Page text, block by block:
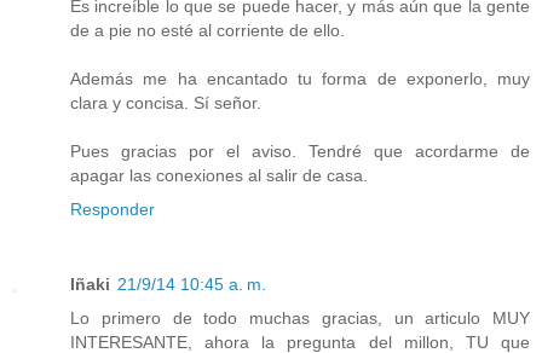
Es increíble lo que se puede hacer, y más aún que la gente
de a pie no esté al corriente de ello.
Además me ha encantado tu forma de exponerlo, muy
clara y concisa. Sí señor.
Pues gracias por el aviso. Tendré que acordarme de
apagar las conexiones al salir de casa.
Responder
Iñaki 21/9/14 10:45 a. m.
Lo primero de todo muchas gracias, un articulo MUY
INTERESANTE, ahora la pregunta del millon, TU que